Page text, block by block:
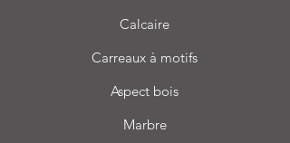
Calcaire
Carreaux à motifs
Aspect bois
Marbre